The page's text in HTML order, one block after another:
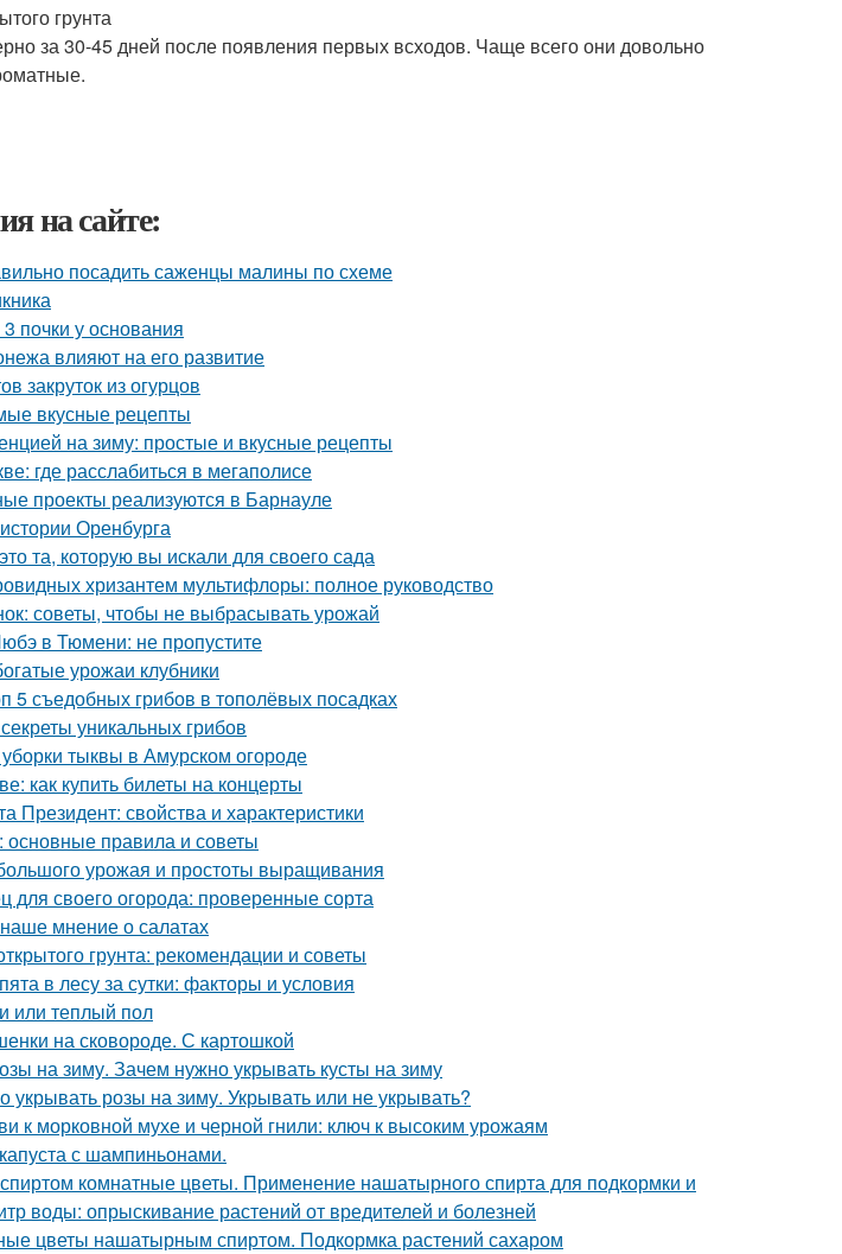
грунта
за 30-45 дней после появления первых всходов. Чаще всего они довольно
на сайте:
посадить саженцы малины по схеме
почки у основания
влияют на его развитие
закруток из огурцов
вкусные рецепты
на зиму: простые и вкусные рецепты
где расслабиться в мегаполисе
проекты реализуются в Барнауле
Оренбурга
та, которую вы искали для своего сада
хризантем мультифлоры: полное руководство
советы, чтобы не выбрасывать урожай
в Тюмени: не пропустите
урожаи клубники
5 съедобных грибов в тополёвых посадках
уникальных грибов
тыквы в Амурском огороде
как купить билеты на концерты
Президент: свойства и характеристики
основные правила и советы
урожая и простоты выращивания
для своего огорода: проверенные сорта
мнение о салатах
грунта: рекомендации и советы
в лесу за сутки: факторы и условия
или теплый пол
на сковороде. С картошкой
на зиму. Зачем нужно укрывать кусты на зиму
укрывать розы на зиму. Укрывать или не укрывать?
к морковной мухе и черной гнили: ключ к высоким урожаям
с шампиньонами.
комнатные цветы. Применение нашатырного спирта для подкормки и
воды: опрыскивание растений от вредителей и болезней
цветы нашатырным спиртом. Подкормка растений сахаром